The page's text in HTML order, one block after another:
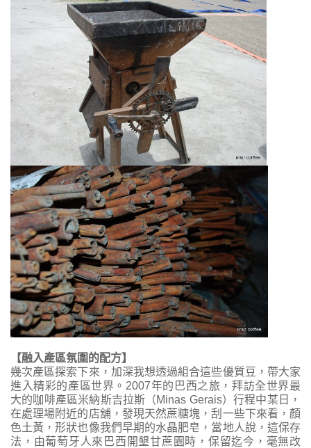
【融入產區氛圍的配方】
幾次產區探索下來，加深我想透過組合這些優質豆，帶大家
進入精彩的產區世界。2007年的巴西之旅，拜訪全世界最
大的咖啡產區米納斯吉拉斯（Minas Gerais）行程中某日，
在處理場附近的店舖，發現天然蔗糖塊，刮一些下來看，顏
色土黃，形狀也像我們早期的水晶肥皂，當地人說，這保存
法，由葡萄牙人來巴西開墾甘蔗園時，保留迄今，毫無改